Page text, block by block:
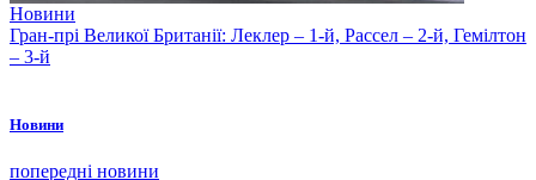
Новини
Гран-прі Великої Британії: Леклер – 1-й, Рассел – 2-й, Гемілтон
– 3-й
Новини
попередні новини